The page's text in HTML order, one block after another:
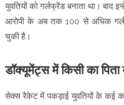
युवतियों को गर्लफ्रेंड बनाता था। बाद
आरोपी के अब तक 100 से अधिक
चुकी है।
डॉक्यूमेंट्स में किसी का पिता
सेक्स रैकेट में पकड़ाई युवतियों के कई